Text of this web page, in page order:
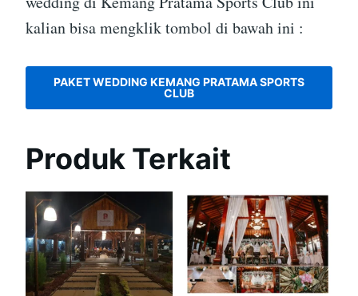
kalian bisa mengklik tombol di bawah ini :
PAKET WEDDING KEMANG PRATAMA SPORTS
CLUB
Produk Terkait